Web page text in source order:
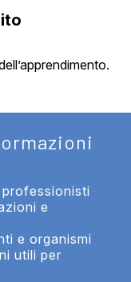
e
e organismi
utili per